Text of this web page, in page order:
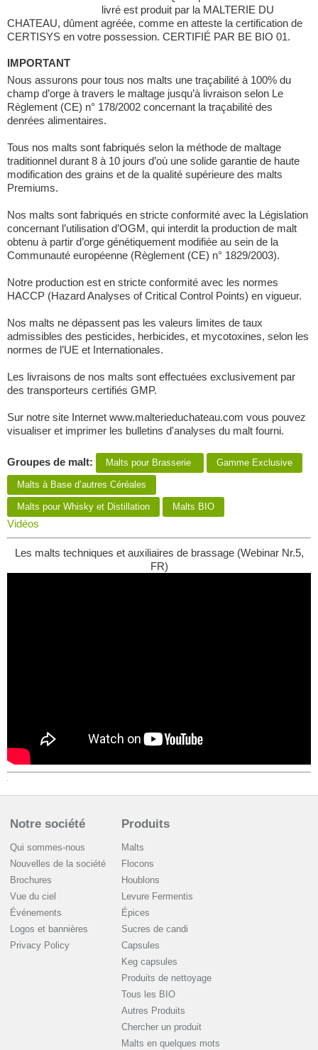
livré est produit par la MALTERIE DU
CHATEAU, dûment agréée, comme en atteste la certification de
CERTISYS en votre possession. CERTIFIÉ PAR BE BIO 01.
IMPORTANT
Nous assurons pour tous nos malts une traçabilité à 100% du
champ d’orge à travers le maltage jusqu’à livraison selon Le
Règlement (CE) n° 178/2002 concernant la traçabilité des
denrées alimentaires.
Tous nos malts sont fabriqués selon la méthode de maltage
traditionnel durant 8 à 10 jours d’où une solide garantie de haute
modification des grains et de la qualité supérieure des malts
Premiums.
Nos malts sont fabriqués en stricte conformité avec la Législation
concernant l’utilisation d’OGM, qui interdit la production de malt
obtenu à partir d’orge génétiquement modifiée au sein de la
Communauté européenne (Règlement (CE) n° 1829/2003).
Notre production est en stricte conformité avec les normes
HACCP (Hazard Analyses of Critical Control Points) en vigueur.
Nos malts ne dépassent pas les valeurs limites de taux
admissibles des pesticides, herbicides, et mycotoxines, selon les
normes de l’UE et Internationales.
Les livraisons de nos malts sont effectuées exclusivement par
des transporteurs certifiés GMP.
Sur notre site Internet www.malterieduchateau.com vous pouvez
visualiser et imprimer les bulletins d'analyses du malt fourni.
Groupes de malt: Malts pour Brasserie Gamme Exclusive
Malts à Base d’autres Céréales
Malts pour Whisky et Distillation Malts BIO
Vidéos
Les malts techniques et auxiliaires de brassage (Webinar Nr.5,
FR)
Notre société
Qui sommes-nous
Nouvelles de la société
Brochures
Vue du ciel
Événements
Logos et bannières
Privacy Policy
Produits
Malts
Flocons
Houblons
Levure Fermentis
Épices
Sucres de candi
Capsules
Keg capsules
Produits de nettoyage
Tous les BIO
Autres Produits
Chercher un produit
Malts en quelques mots